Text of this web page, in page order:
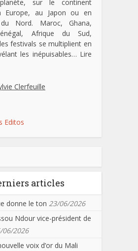
sur le continent
Europe, au Japon ou en
Nord. Maroc, Ghana,
Afrique du Sud,
festivals se multiplient en
les inépuisables… Lire
Clerfeuille
Editos
articles
donne le ton 23/06/2026
Ndour vice-président de
06/2026
voix d’or du Mali